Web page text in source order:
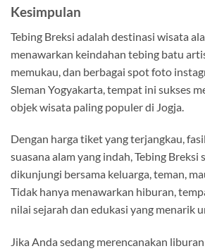
Kesimpulan
Tebing Breksi adalah destinasi wisata
menawarkan keindahan tebing batu
memukau, dan berbagai spot foto
Sleman Yogyakarta, tempat ini sukses
objek wisata paling populer di Jogja.
Dengan harga tiket yang terjangkau,
suasana alam yang indah, Tebing Breksi
dikunjungi bersama keluarga, teman,
Tidak hanya menawarkan hiburan,
nilai sejarah dan edukasi yang menarik
Jika Anda sedang merencanakan